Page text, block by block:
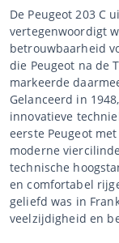
De Peugeot 203 C
vertegenwoordigt
betrouwbaarheid
die Peugeot na de
markeerde
Gelanceerd in
innovatieve
eerste Peugeot
moderne
technische
en comfortabel
geliefd was in
veelzijdigheid en